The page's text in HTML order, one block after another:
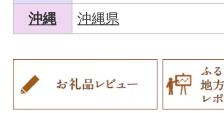
沖縄 沖縄県